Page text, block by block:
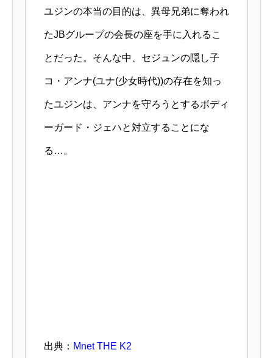
ユジンの本当の目的は、異母兄弟に奪われ
たJBグループの会長の座を手に入れるこ
とだった。そんな中、セジュンの隠し子
コ・アンナ(ユナ(少女時代))の存在を知っ
たユジンは、アンナを守ろうとするボディ
ーガード・ジェハと対立することにな
る…。
出典： Mnet THE K2